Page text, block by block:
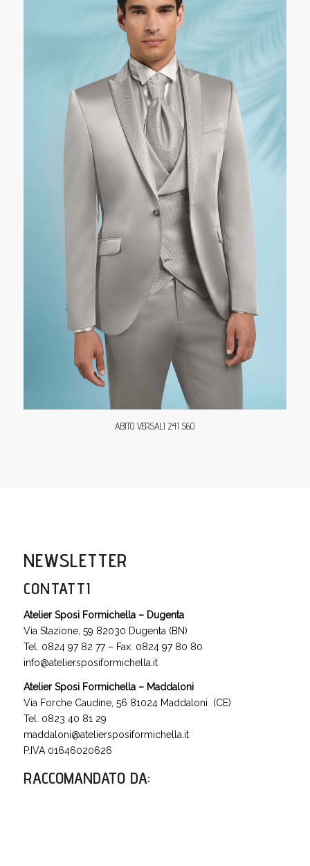
ABITO VERSALI 241 S60
NEWSLETTER
CONTATTI
Atelier Sposi Formichella – Dugenta
Via Stazione, 59 82030 Dugenta (BN)
Tel. 0824 97 82 77 – Fax: 0824 97 80 80
info@ateliersposiformichella.it
Atelier Sposi Formichella – Maddaloni
Via Forche Caudine, 56 81024 Maddaloni (CE)
Tel. 0823 40 81 29
maddaloni@ateliersposiformichella.it
P.IVA 01646020626
RACCOMANDATO DA: